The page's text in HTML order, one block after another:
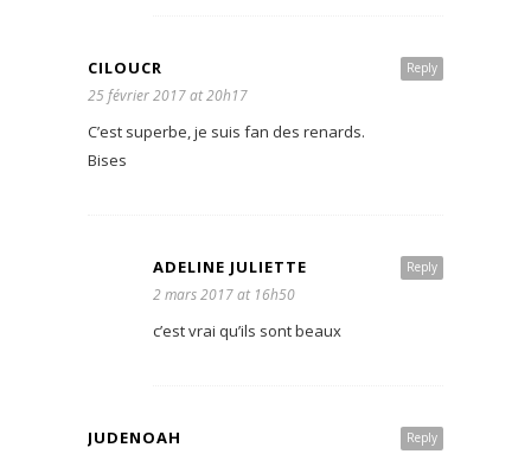
Reply
CILOUCR
25 février 2017 at 20h17
C’est superbe, je suis fan des renards.
Bises
Reply
ADELINE JULIETTE
2 mars 2017 at 16h50
c’est vrai qu’ils sont beaux
Reply
JUDENOAH